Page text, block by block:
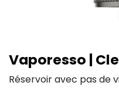
Vaporesso |
Réservoir avec pas de